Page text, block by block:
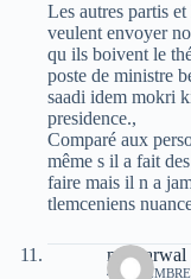
Les autres partis
veulent envoyer
qu ils boivent le
poste de ministre
saadi idem mokri
presidence.,
Comparé aux
même s il a fait
faire mais il n a
tlemceniens
moh arwal
4